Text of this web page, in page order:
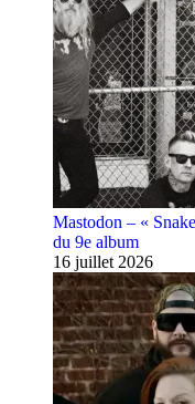
Mastodon – «
du 9e album
16 juillet 2026